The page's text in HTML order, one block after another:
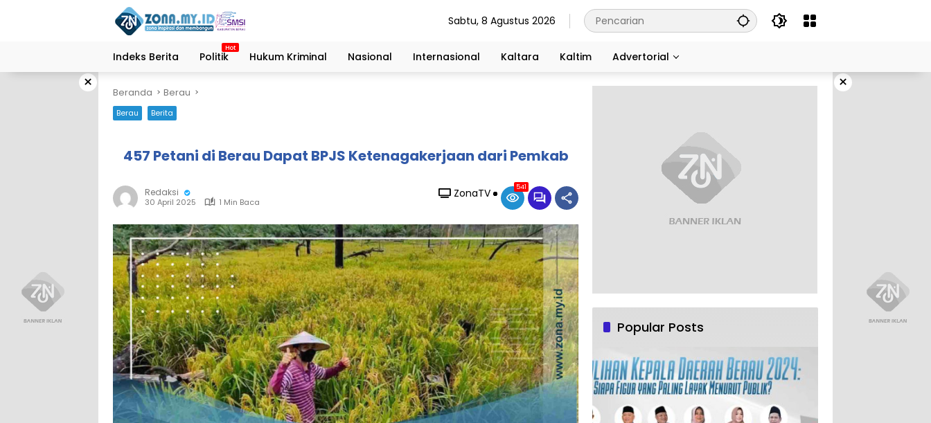
Sabtu, 8 Agustus 2026
Indeks Berita Politik Hukum Kriminal Nasional Internasional Kaltara Kaltim Advertorial
× ×
Beranda Berau
Berau Berita
457 Petani di Berau Dapat BPJS Ketenagakerjaan dari Pemkab
Redaksi
30 April 2025 1 Min Baca
ZonaTV 541
Popular Posts